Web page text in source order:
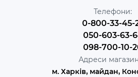
Телефони:
0-800-33-45-
050-603-63-
098-700-10-
Адреси
м. Харків, майдан,